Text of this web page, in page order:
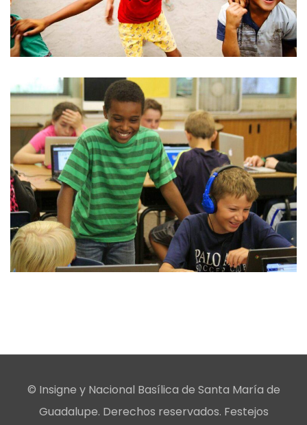
© Insigne y Nacional Basílica de Santa María de
Guadalupe. Derechos reservados. Festejos